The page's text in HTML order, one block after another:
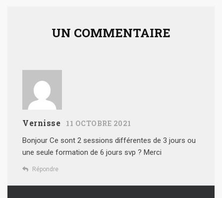
UN COMMENTAIRE
Vernisse 11 OCTOBRE 2021
Bonjour Ce sont 2 sessions différentes de 3 jours ou
une seule formation de 6 jours svp ? Merci
Répondre